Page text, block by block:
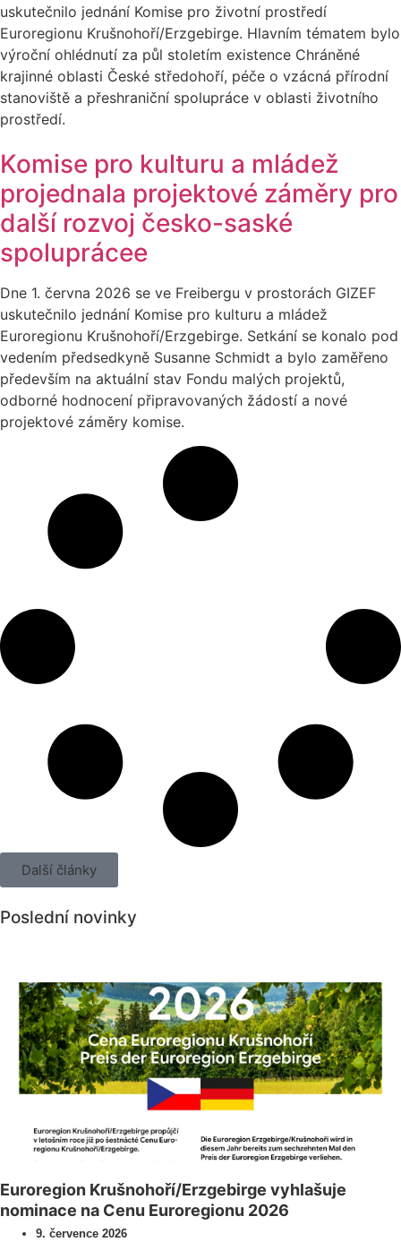
uskutečnilo jednání Komise pro životní prostředí
Euroregionu Krušnohoří/Erzgebirge. Hlavním tématem bylo
výroční ohlédnutí za půl stoletím existence Chráněné
krajinné oblasti České středohoří, péče o vzácná přírodní
stanoviště a přeshraniční spolupráce v oblasti životního
prostředí.
Komise pro kulturu a mládež
projednala projektové záměry pro
další rozvoj česko-saské
spoluprácee
Dne 1. června 2026 se ve Freibergu v prostorách GIZEF
uskutečnilo jednání Komise pro kulturu a mládež
Euroregionu Krušnohoří/Erzgebirge. Setkání se konalo pod
vedením předsedkyně Susanne Schmidt a bylo zaměřeno
především na aktuální stav Fondu malých projektů,
odborné hodnocení připravovaných žádostí a nové
projektové záměry komise.
Další články
Poslední novinky
Euroregion Krušnohoří/Erzgebirge vyhlašuje
nominace na Cenu Euroregionu 2026
9. července 2026